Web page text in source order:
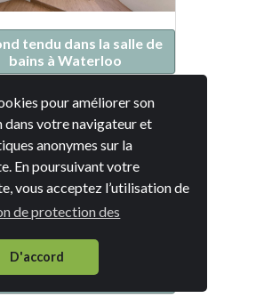
pour améliorer son
votre navigateur et
anonymes sur la
En poursuivant votre
vous acceptez l’utilisation de
de protection des
D'accord
tendu dans la salle de
bains à Waterloo
tendu dans la salle de
à Braine-l'Alleud